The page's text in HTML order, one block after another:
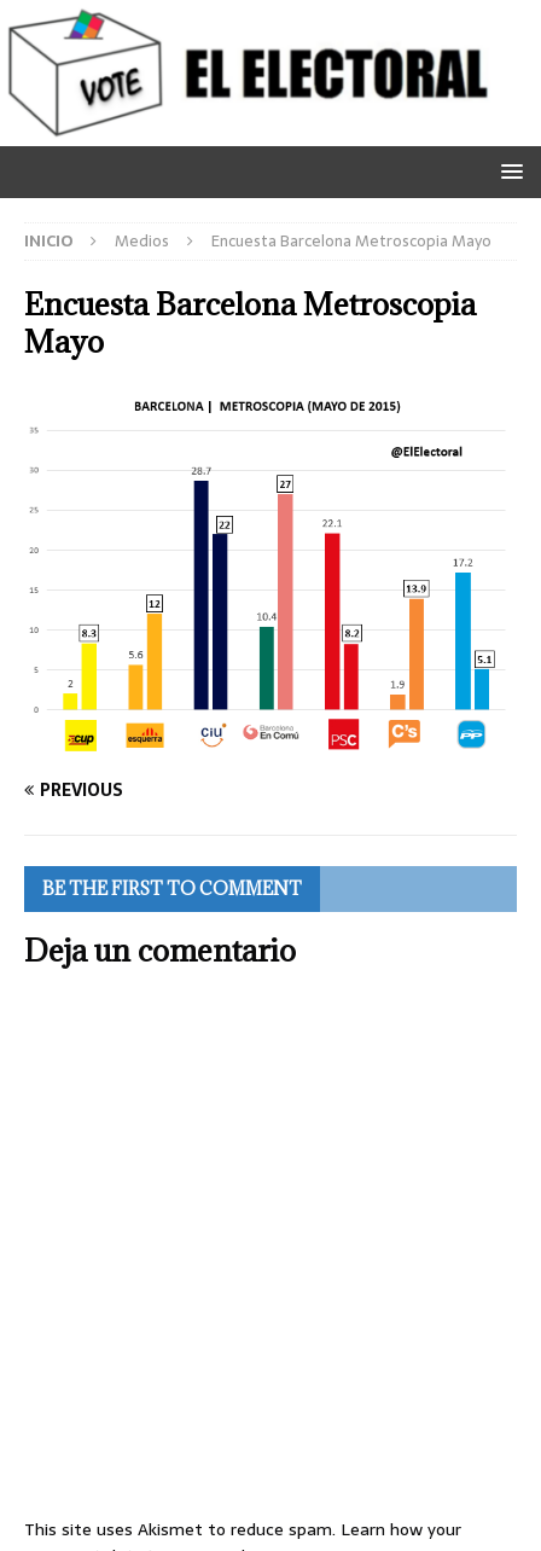
INICIO Medios Encuesta Barcelona Metroscopia Mayo
Encuesta Barcelona Metroscopia
Mayo
PREVIOUS
BE THE FIRST TO COMMENT
Deja un comentario
This site uses Akismet to reduce spam. Learn how your